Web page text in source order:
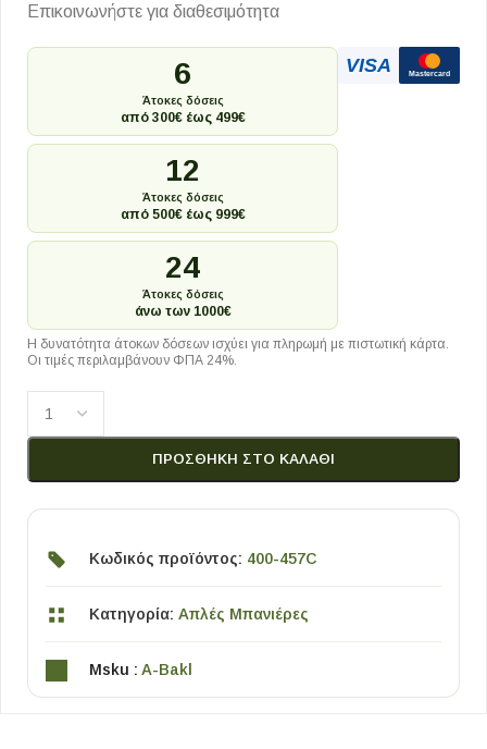
Επικοινωνήστε για διαθεσιμότητα
6
Άτοκες δόσεις
από 300€ έως 499€
12
Άτοκες δόσεις
από 500€ έως 999€
24
Άτοκες δόσεις
άνω των 1000€
VISA Mastercard
Η δυνατότητα άτοκων δόσεων ισχύει για πληρωμή με πιστωτική κάρτα.
Οι τιμές περιλαμβάνουν ΦΠΑ 24%.
ΠΡΟΣΘΉΚΗ ΣΤΟ ΚΑΛΆΘΙ
Κωδικός προϊόντος: 400-457C
Κατηγορία: Απλές Μπανιέρες
Msku : A-Bakl